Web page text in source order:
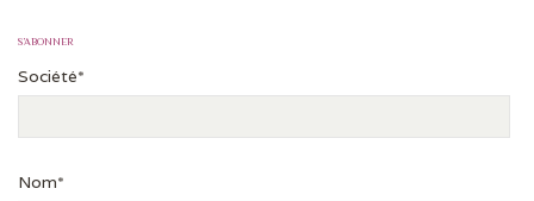
S’ABONNER
Société*
Nom*